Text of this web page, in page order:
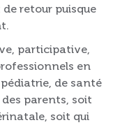
retour puisque
participative,
en
de santé
parents, soit
soit qui